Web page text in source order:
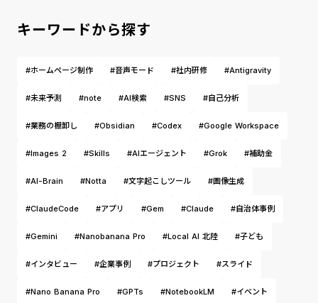
キーワードから探す
#ホームページ制作 #音声モード #社内研修 #Antigravity
#未来予測 #note #AI検索 #SNS #自己分析
#業務の棚卸し #Obsidian #Codex #Google Workspace
#Images 2 #Skills #AIエージェント #Grok #補助金
#AI-Brain #Notta #文字起こしツール #画像生成
#ClaudeCode #アプリ #Gem #Claude #自治体事例
#Gemini #Nanobanana Pro #Local AI 北陸 #子ども
#インタビュー #企業事例 #プロジェクト #スライド
#Nano Banana Pro #GPTs #NotebookLM #イベント